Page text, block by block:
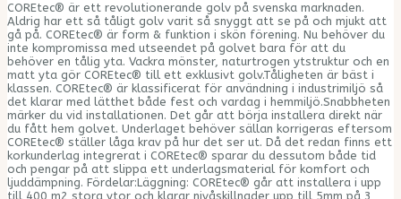
COREtec® är ett revolutionerande golv på svenska marknaden.
Aldrig har ett så tåligt golv varit så snyggt att se på och mjukt att
gå på. COREtec® är form & funktion i skön förening. Nu behöver du
inte kompromissa med utseendet på golvet bara för att du
behöver en tålig yta. Vackra mönster, naturtrogen ytstruktur och en
matt yta gör COREtec® till ett exklusivt golv.Tåligheten är bäst i
klassen. COREtec® är klassificerat för användning i industrimiljö så
det klarar med lätthet både fest och vardag i hemmiljö.Snabbheten
märker du vid installationen. Det går att börja installera direkt när
du fått hem golvet. Underlaget behöver sällan korrigeras eftersom
COREtec® ställer låga krav på hur det ser ut. Då det redan finns ett
korkunderlag integrerat i COREtec® sparar du dessutom både tid
och pengar på att slippa ett underlagsmaterial för komfort och
ljuddämpning. Fördelar:Läggning: COREtec® går att installera i upp
till 400 m2 stora ytor och klarar nivåskillnader upp till 5mm på 3